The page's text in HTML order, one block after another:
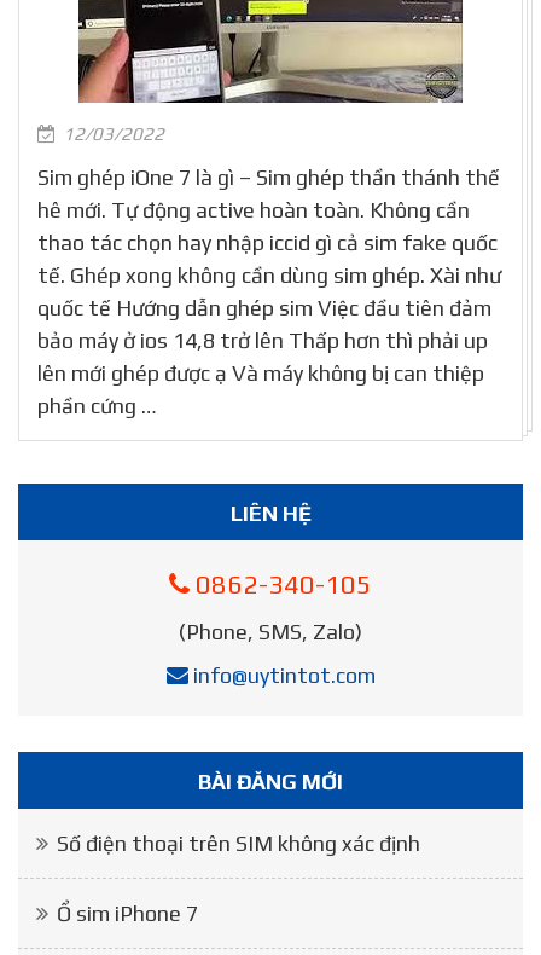
12/03/2022
Sim ghép iOne 7 là gì – Sim ghép thần thánh thế
hê mới. Tự động active hoàn toàn. Không cần
thao tác chọn hay nhập iccid gì cả sim fake quốc
tế. Ghép xong không cần dùng sim ghép. Xài như
quốc tế Hướng dẫn ghép sim Việc đầu tiên đảm
bảo máy ở ios 14,8 trở lên Thấp hơn thì phải up
lên mới ghép được ạ Và máy không bị can thiệp
phần cứng …
LIÊN HỆ
0862-340-105
(Phone, SMS, Zalo)
info@uytintot.com
BÀI ĐĂNG MỚI
Số điện thoại trên SIM không xác định
Ổ sim iPhone 7